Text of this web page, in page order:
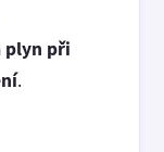
plyn při
.